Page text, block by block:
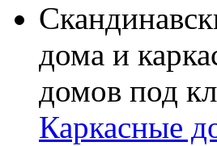
дома и
домов под
Каркасные